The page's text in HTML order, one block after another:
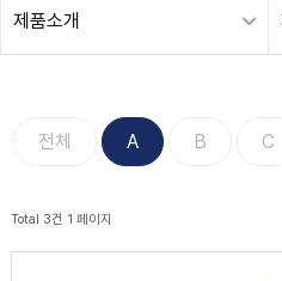
제품소개
전체 A B C
Total 3건 1 페이지